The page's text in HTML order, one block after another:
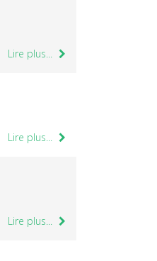
Lire plus...
Lire plus...
Lire plus...